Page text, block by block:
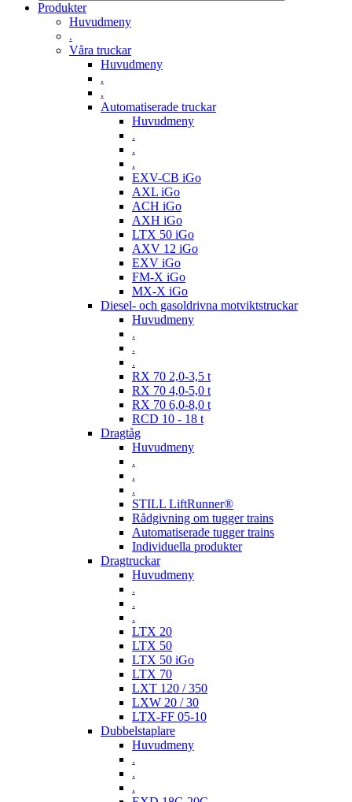
Produkter
Huvudmeny
.
Våra truckar
Huvudmeny
.
.
Automatiserade truckar
Huvudmeny
.
.
.
EXV-CB iGo
AXL iGo
ACH iGo
AXH iGo
LTX 50 iGo
AXV 12 iGo
EXV iGo
FM-X iGo
MX-X iGo
Diesel- och gasoldrivna motviktstruckar
Huvudmeny
.
.
.
RX 70 2,0-3,5 t
RX 70 4,0-5,0 t
RX 70 6,0-8,0 t
RCD 10 - 18 t
Dragtåg
Huvudmeny
.
.
.
STILL LiftRunner®
Rådgivning om tugger trains
Automatiserade tugger trains
Individuella produkter
Dragtruckar
Huvudmeny
.
.
.
LTX 20
LTX 50
LTX 50 iGo
LTX 70
LXT 120 / 350
LXW 20 / 30
LTX-FF 05-10
Dubbelstaplare
Huvudmeny
.
.
.